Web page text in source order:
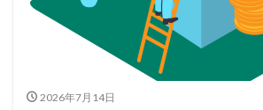
2026年7月14日